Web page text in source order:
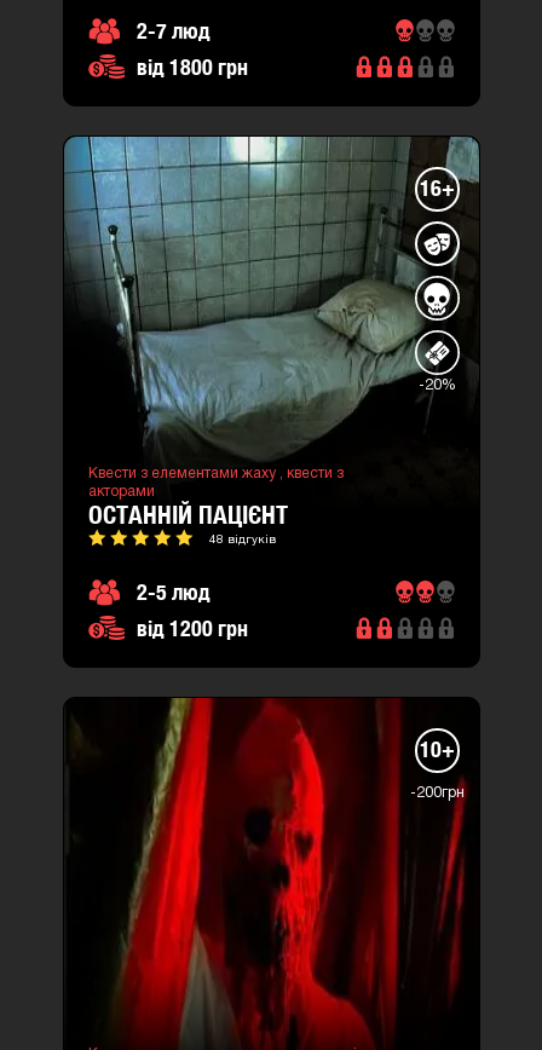
2-7 люд
від 1800 грн
16+
-20%
Квести з елементами жаху , квести з
акторами
ОСТАННІЙ ПАЦІЄНТ
48 відгуків
2-5 люд
від 1200 грн
10+
-200грн